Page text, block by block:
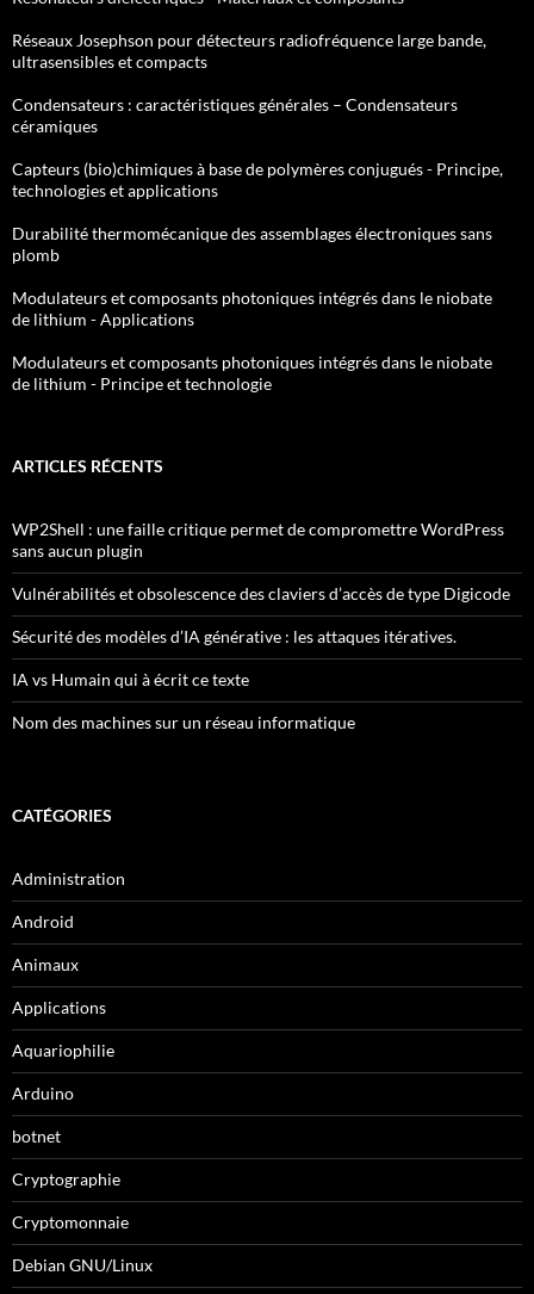
Réseaux Josephson pour détecteurs radiofréquence large bande,
ultrasensibles et compacts
Condensateurs : caractéristiques générales – Condensateurs
céramiques
Capteurs (bio)chimiques à base de polymères conjugués - Principe,
technologies et applications
Durabilité thermomécanique des assemblages électroniques sans
plomb
Modulateurs et composants photoniques intégrés dans le niobate
de lithium - Applications
Modulateurs et composants photoniques intégrés dans le niobate
de lithium - Principe et technologie
ARTICLES RÉCENTS
WP2Shell : une faille critique permet de compromettre WordPress
sans aucun plugin
Vulnérabilités et obsolescence des claviers d’accès de type Digicode
Sécurité des modèles d’IA générative : les attaques itératives.
IA vs Humain qui à écrit ce texte
Nom des machines sur un réseau informatique
CATÉGORIES
Administration
Android
Animaux
Applications
Aquariophilie
Arduino
botnet
Cryptographie
Cryptomonnaie
Debian GNU/Linux